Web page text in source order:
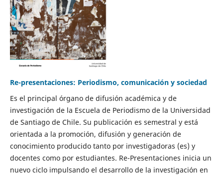
Re-presentaciones: Periodismo, comunicación y sociedad
Es el principal órgano de difusión académica y de
investigación de la Escuela de Periodismo de la Universidad
de Santiago de Chile. Su publicación es semestral y está
orientada a la promoción, difusión y generación de
conocimiento producido tanto por investigadoras (es) y
docentes como por estudiantes. Re-Presentaciones inicia un
nuevo ciclo impulsando el desarrollo de la investigación en